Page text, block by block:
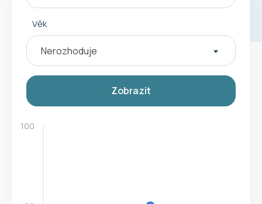
Věk
Nerozhoduje
Zobrazit
100